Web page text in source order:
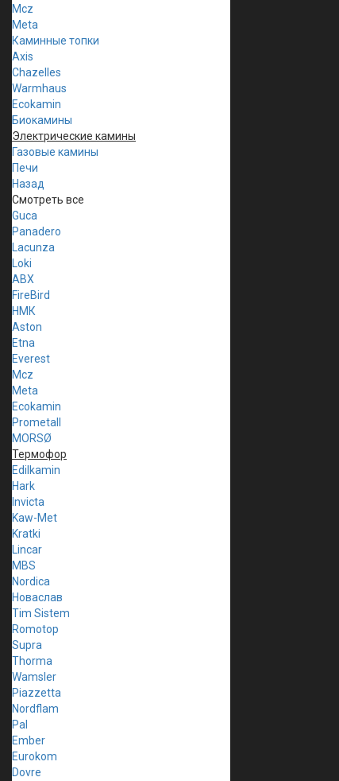
Mcz
Meta
Каминные топки
Axis
Chazelles
Warmhaus
Ecokamin
Биокамины
Электрические камины
Газовые камины
Печи
Назад
Смотреть все
Guca
Panadero
Lacunza
Loki
ABX
FireBird
НМК
Aston
Etna
Everest
Mcz
Meta
Ecokamin
Prometall
MORSØ
Термофор
Edilkamin
Hark
Invicta
Kaw-Met
Kratki
Lincar
MBS
Nordica
Новаслав
Tim Sistem
Romotop
Supra
Thorma
Wamsler
Piazzetta
Nordflam
Pal
Ember
Eurokom
Dovre